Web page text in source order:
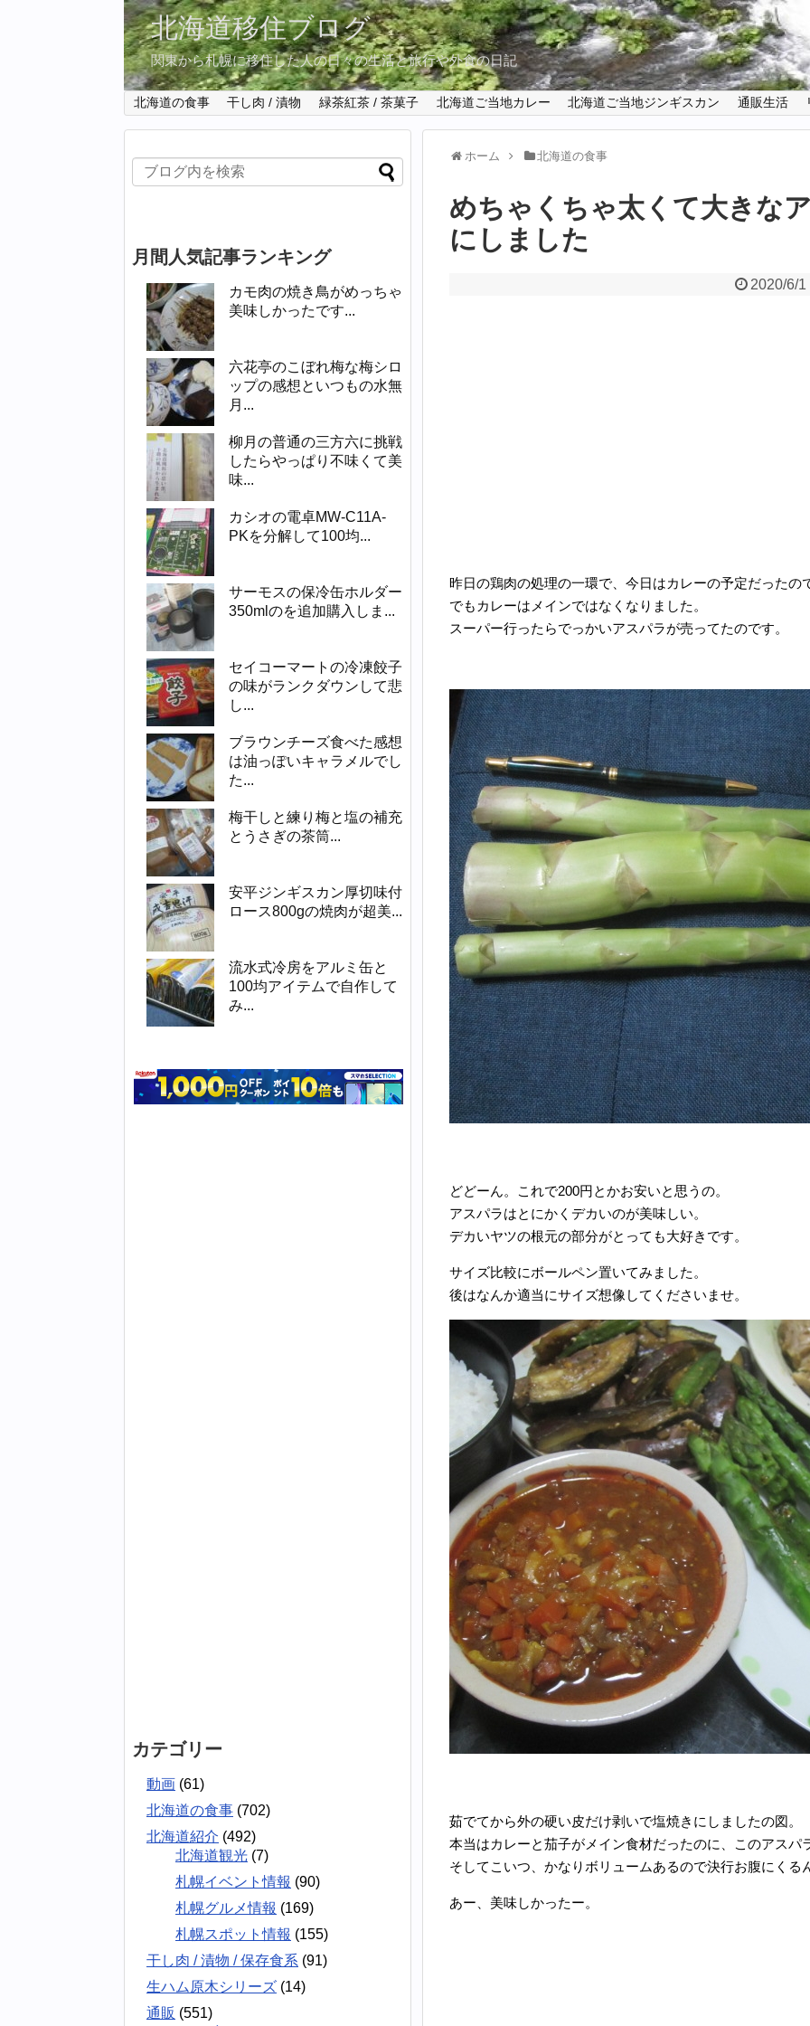
北海道移住ブログ
関東から札幌に移住した人の日々の生活と旅行や外食の日記
北海道の食事 干し肉 / 漬物 緑茶紅茶 / 茶菓子 北海道ご当地カレー 北海道ご当地ジンギスカン 通販生活
ホーム 北海道の食事
めちゃくちゃ太くて大きな
にしました
2020/6/1
昨日の鶏肉の処理の一環で、今日はカレーの予定だったの
でもカレーはメインではなくなりました。
スーパー行ったらでっかいアスパラが売ってたのです。
どどーん。これで200円とかお安いと思うの。
アスパラはとにかくデカいのが美味しい。
デカいヤツの根元の部分がとっても大好きです。
サイズ比較にボールペン置いてみました。
後はなんか適当にサイズ想像してくださいませ。
茹でてから外の硬い皮だけ剥いで塩焼きにしましたの図。
本当はカレーと茄子がメイン食材だったのに、このアスパ
そしてこいつ、かなりボリュームあるので決行お腹にくる
あー、美味しかったー。
月間人気記事ランキング
カモ肉の焼き鳥がめっちゃ
美味しかったです...
六花亭のこぼれ梅な梅シロ
ップの感想といつもの水無
月...
柳月の普通の三方六に挑戦
したらやっぱり不味くて美
味...
カシオの電卓MW-C11A-
PKを分解して100均...
サーモスの保冷缶ホルダー
350mlのを追加購入しま...
セイコーマートの冷凍餃子
の味がランクダウンして悲
し...
ブラウンチーズ食べた感想
は油っぽいキャラメルでし
た...
梅干しと練り梅と塩の補充
とうさぎの茶筒...
安平ジンギスカン厚切味付
ロース800gの焼肉が超美...
流水式冷房をアルミ缶と
100均アイテムで自作して
み...
カテゴリー
動画 (61)
北海道の食事 (702)
北海道紹介 (492)
北海道観光 (7)
札幌イベント情報 (90)
札幌グルメ情報 (169)
札幌スポット情報 (155)
干し肉 / 漬物 / 保存食系 (91)
生ハム原木シリーズ (14)
通販 (551)